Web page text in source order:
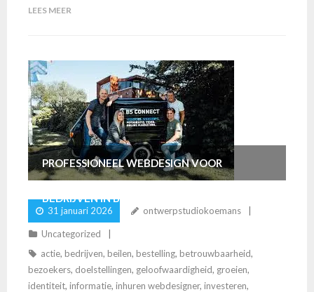
LEES MEER
PROFESSIONEEL WEBDESIGN VOOR
BEDRIJVEN IN BEILEN
31 januari 2026 ontwerpstudiokoemans
Uncategorized
actie, bedrijven, beilen, bestelling, betrouwbaarheid,
bezoekers, doelstellingen, geloofwaardigheid, groeien,
identiteit, informatie, inhuren webdesigner, investeren,